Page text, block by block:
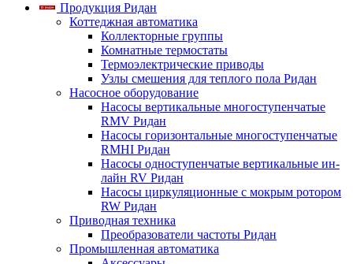
Продукция Ридан
Коттеджная автоматика
Коллекторные группы
Комнатные термостаты
Термоэлектрические приводы
Узлы смешения для теплого пола Ридан
Насосное оборудование
Насосы вертикальные многоступенчатые
RMV Ридан
Насосы горизонтальные многоступенчатые
RMHI Ридан
Насосы одноступенчатые вертикальные ин-
лайн RV Ридан
Насосы циркуляционные с мокрым ротором
RW Ридан
Приводная техника
Преобразователи частоты Ридан
Промышленная автоматика